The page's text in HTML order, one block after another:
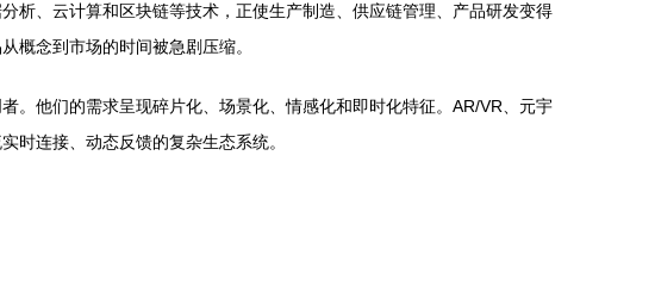
析、云计算和区块链等技术，正使生产制造、供应链管理、产品研发变得
概念到市场的时间被急剧压缩。
。他们的需求呈现碎片化、场景化、情感化和即时化特征。AR/VR、元宇
时连接、动态反馈的复杂生态系统。